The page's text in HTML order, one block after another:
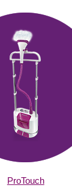
ProTouch